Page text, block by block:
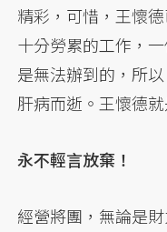
精彩，可惜，王懷
十分勞累的工作，
是無法辦到的，所
肝病而逝。王懷德就
永不輕言放棄！
經營將團，無論是